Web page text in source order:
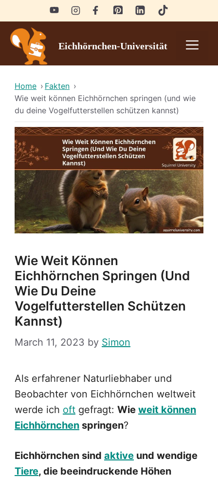
to
content
Eichhörnchen-Universität
Home › Fakten ›
Wie weit können Eichhörnchen springen (und wie
du deine Vogelfutterstellen schützen kannst)
Wie Weit Können
Eichhörnchen Springen (und
Wie Du Deine
Vogelfutterstellen Schützen
Kannst)
March 11, 2023 by Simon
Als erfahrener Naturliebhaber und
Beobachter von Eichhörnchen weltweit
werde ich oft gefragt: Wie weit können
Eichhörnchen springen?
Eichhörnchen sind aktive und wendige
Tiere, die beeindruckende Höhen